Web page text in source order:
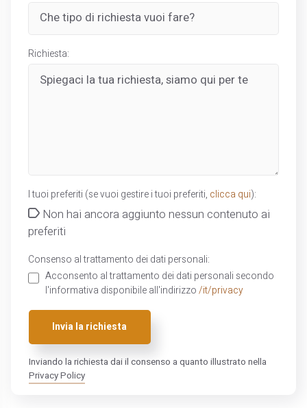
Richiesta:
I tuoi preferiti (se vuoi gestire i tuoi preferiti, clicca qui):
Non hai ancora aggiunto nessun contenuto ai
preferiti
Consenso al trattamento dei dati personali:
Acconsento al trattamento dei dati personali secondo
l'informativa disponibile all'indirizzo /it/privacy
Invia la richiesta
Inviando la richiesta dai il consenso a quanto illustrato nella
Privacy Policy